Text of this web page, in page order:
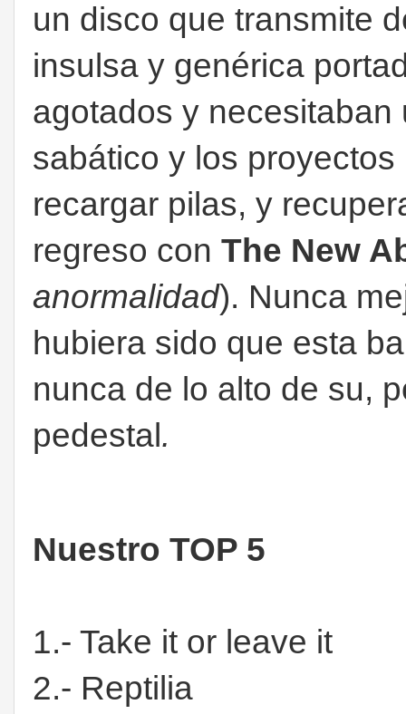
un disco que transmite
insulsa y genérica
agotados y
sabático y los
recargar pilas, y
regreso con The New
anormalidad). Nunca
hubiera sido que esta
nunca de lo alto de su,
pedestal .
Nuestro TOP 5
1.- Take it or leave it
2.- Reptilia